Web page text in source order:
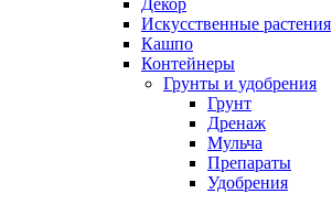
Декор
Искусственные растения
Кашпо
Контейнеры
Грунты и удобрения
Грунт
Дренаж
Мульча
Препараты
Удобрения